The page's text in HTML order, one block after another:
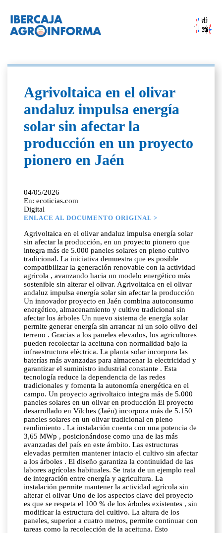
Agrivoltaica en el olivar
andaluz impulsa energía
solar sin afectar la
producción en un proyecto
pionero en Jaén
04/05/2026
En: ecoticias.com
Digital
ENLACE AL DOCUMENTO ORIGINAL >
Agrivoltaica en el olivar andaluz impulsa energía solar
sin afectar la producción, en un proyecto pionero que
integra más de 5.000 paneles solares en pleno cultivo
tradicional. La iniciativa demuestra que es posible
compatibilizar la generación renovable con la actividad
agrícola , avanzando hacia un modelo energético más
sostenible sin alterar el olivar. Agrivoltaica en el olivar
andaluz impulsa energía solar sin afectar la producción
Un innovador proyecto en Jaén combina autoconsumo
energético, almacenamiento y cultivo tradicional sin
afectar los árboles Un nuevo sistema de energía solar
permite generar energía sin arrancar ni un solo olivo del
terreno . Gracias a los paneles elevados, los agricultores
pueden recolectar la aceituna con normalidad bajo la
infraestructura eléctrica. La planta solar incorpora las
baterías más avanzadas para almacenar la electricidad y
garantizar el suministro industrial constante . Esta
tecnología reduce la dependencia de las redes
tradicionales y fomenta la autonomía energética en el
campo. Un proyecto agrivoltaico integra más de 5.000
paneles solares en un olivar en producción El proyecto
desarrollado en Vilches (Jaén) incorpora más de 5.150
paneles solares en un olivar tradicional en pleno
rendimiento . La instalación cuenta con una potencia de
3,65 MWp , posicionándose como una de las más
avanzadas del país en este ámbito. Las estructuras
elevadas permiten mantener intacto el cultivo sin afectar
a los árboles . El diseño garantiza la continuidad de las
labores agrícolas habituales. Se trata de un ejemplo real
de integración entre energía y agricultura. La
instalación permite mantener la actividad agrícola sin
alterar el olivar Uno de los aspectos clave del proyecto
es que se respeta el 100 % de los árboles existentes , sin
modificar la estructura del cultivo. La altura de los
paneles, superior a cuatro metros, permite continuar con
tareas como la recolección de la aceituna. Esto